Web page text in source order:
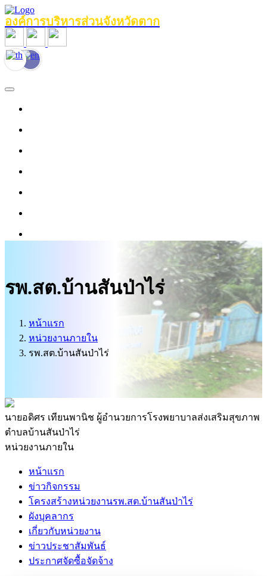
องค์การบริหารส่วนจังหวัดตาก
ศูนย์ให้ความช่วยเหลือด้านกฎหมาย
บริการนักท่องเที่ยว
ติดต่อเรา
ศูนย์ข้อมูลข่าวสารทางราชการ
รพ.สต.บ้านสันป่าไร่
หน้าแรก
หน่วยงานภายใน
รพ.สต.บ้านสันป่าไร่
นายอดิศร เทียนพานิช ผู้อำนวยการโรงพยาบาลส่งเสริมสุขภาพ
ตำบลบ้านสันป่าไร่
หน่วยงานภายใน
หน้าแรก
ข่าวกิจกรรม
โครงสร้างหน่วยงานรพ.สต.บ้านสันป่าไร่
ผังบุคลากร
เกี่ยวกับหน่วยงาน
ข่าวประชาสัมพันธ์
ประกาศจัดซื้อจัดจ้าง